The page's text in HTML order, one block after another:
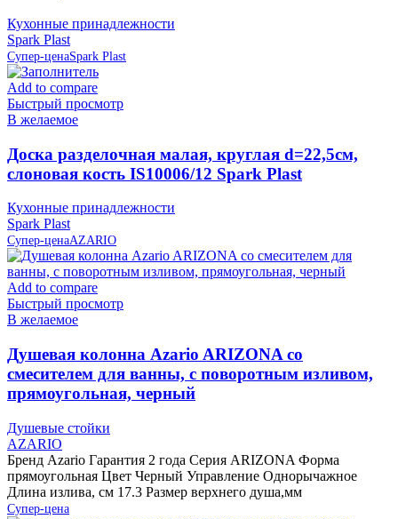
Кухонные принадлежности
Spark Plast
Супер-ценаSpark Plast
Add to compare
Быстрый просмотр
В желаемое
Доска разделочная малая, круглая d=22,5см,
слоновая кость IS10006/12 Spark Plast
Кухонные принадлежности
Spark Plast
Супер-ценаAZARIO
Add to compare
Быстрый просмотр
В желаемое
Душевая колонна Azario ARIZONA со
смесителем для ванны, с поворотным изливом,
прямоугольная, черный
Душевые стойки
AZARIO
Бренд Azario Гарантия 2 года Серия ARIZONA Форма
прямоугольная Цвет Черный Управление Однорычажное
Длина излива, см 17.3 Размер верхнего душа,мм
Супер-цена